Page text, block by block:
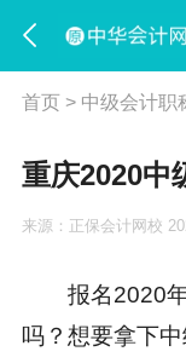
首页> 中级会计职
重庆2020中
来源： 正保会计网校
报名2020
吗？想要拿下